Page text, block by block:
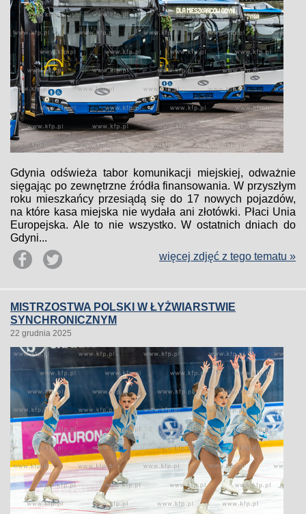
Gdynia odświeża tabor komunikacji miejskiej, odważnie
sięgając po zewnętrzne źródła finansowania. W przyszłym
roku mieszkańcy przesiądą się do 17 nowych pojazdów,
na które kasa miejska nie wydała ani złotówki. Płaci Unia
Europejska. Ale to nie wszystko. W ostatnich dniach do
Gdyni...
więcej zdjęć z tego tematu »
MISTRZOSTWA POLSKI W ŁYŻWIARSTWIE
SYNCHRONICZNYM
22 grudnia 2025